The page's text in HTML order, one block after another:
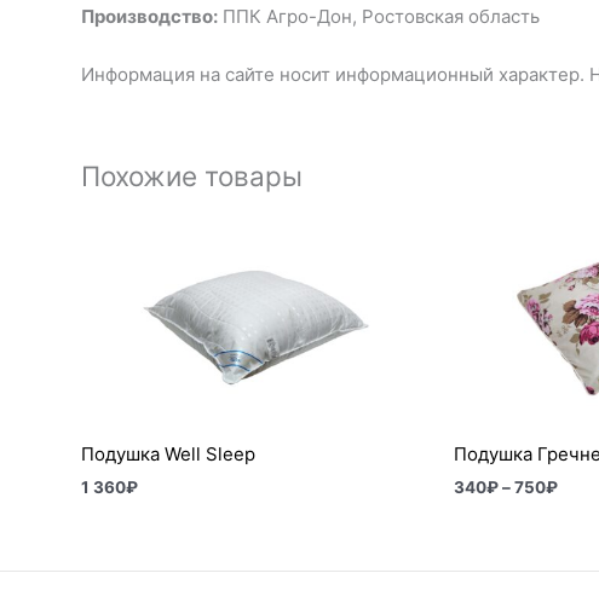
Производство: ППК Агро-Дон, Ростовская область
Информация на сайте носит информационный характер.
Похожие товары
Подушка Well Sleep
1 360₽
Подушка
340₽ – 750₽
–
750₽